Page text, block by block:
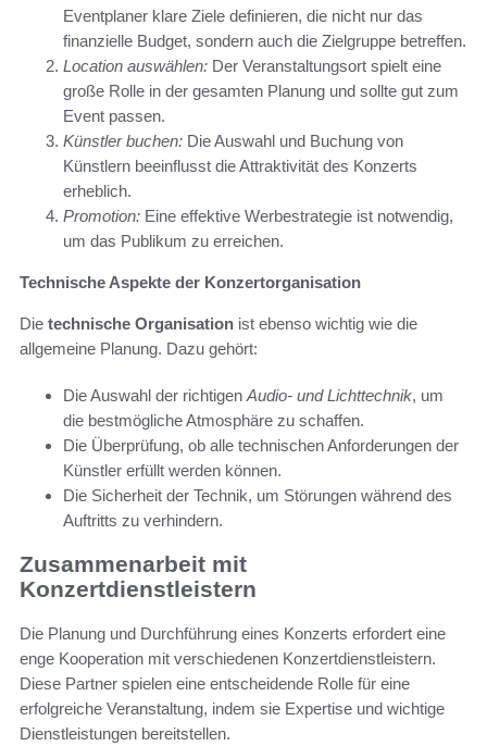
Eventplaner klare Ziele definieren, die nicht nur das
finanzielle Budget, sondern auch die Zielgruppe betreffen.
Location auswählen: Der Veranstaltungsort spielt eine
große Rolle in der gesamten Planung und sollte gut zum
Event passen.
Künstler buchen: Die Auswahl und Buchung von
Künstlern beeinflusst die Attraktivität des Konzerts
erheblich.
Promotion: Eine effektive Werbestrategie ist notwendig,
um das Publikum zu erreichen.
Technische Aspekte der Konzertorganisation
Die technische Organisation ist ebenso wichtig wie die
allgemeine Planung. Dazu gehört:
Die Auswahl der richtigen Audio- und Lichttechnik, um
die bestmögliche Atmosphäre zu schaffen.
Die Überprüfung, ob alle technischen Anforderungen der
Künstler erfüllt werden können.
Die Sicherheit der Technik, um Störungen während des
Auftritts zu verhindern.
Zusammenarbeit mit
Konzertdienstleistern
Die Planung und Durchführung eines Konzerts erfordert eine
enge Kooperation mit verschiedenen Konzertdienstleistern.
Diese Partner spielen eine entscheidende Rolle für eine
erfolgreiche Veranstaltung, indem sie Expertise und wichtige
Dienstleistungen bereitstellen.